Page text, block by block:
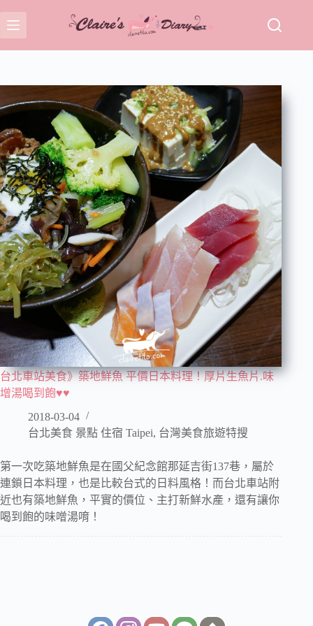
至
主
台北車站美食》築地鮮魚 平價日本料理！厚片生魚片.味
增湯喝到飽♥♥
2018-03-04
台北美食 景點 住宿 Taipei, 台灣美食旅遊特搜
第一次吃築地鮮魚是在國父紀念館那延吉街137巷，屬於
連鎖日本料理，也是比較台式的日料風格！而台北車站附
近也有築地鮮魚，平實的價位、主打新鮮水產，還有讓你
喝到飽的味噌湯唷！